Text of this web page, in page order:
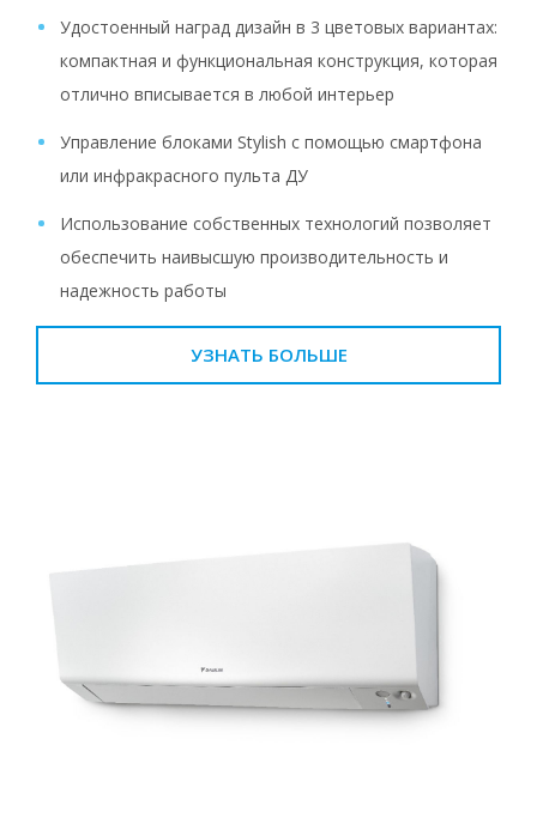
Удостоенный наград дизайн в 3 цветовых вариантах:
компактная и функциональная конструкция, которая
отлично вписывается в любой интерьер
Управление блоками Stylish с помощью смартфона
или инфракрасного пульта ДУ
Использование собственных технологий позволяет
обеспечить наивысшую производительность и
надежность работы
УЗНАТЬ БОЛЬШЕ